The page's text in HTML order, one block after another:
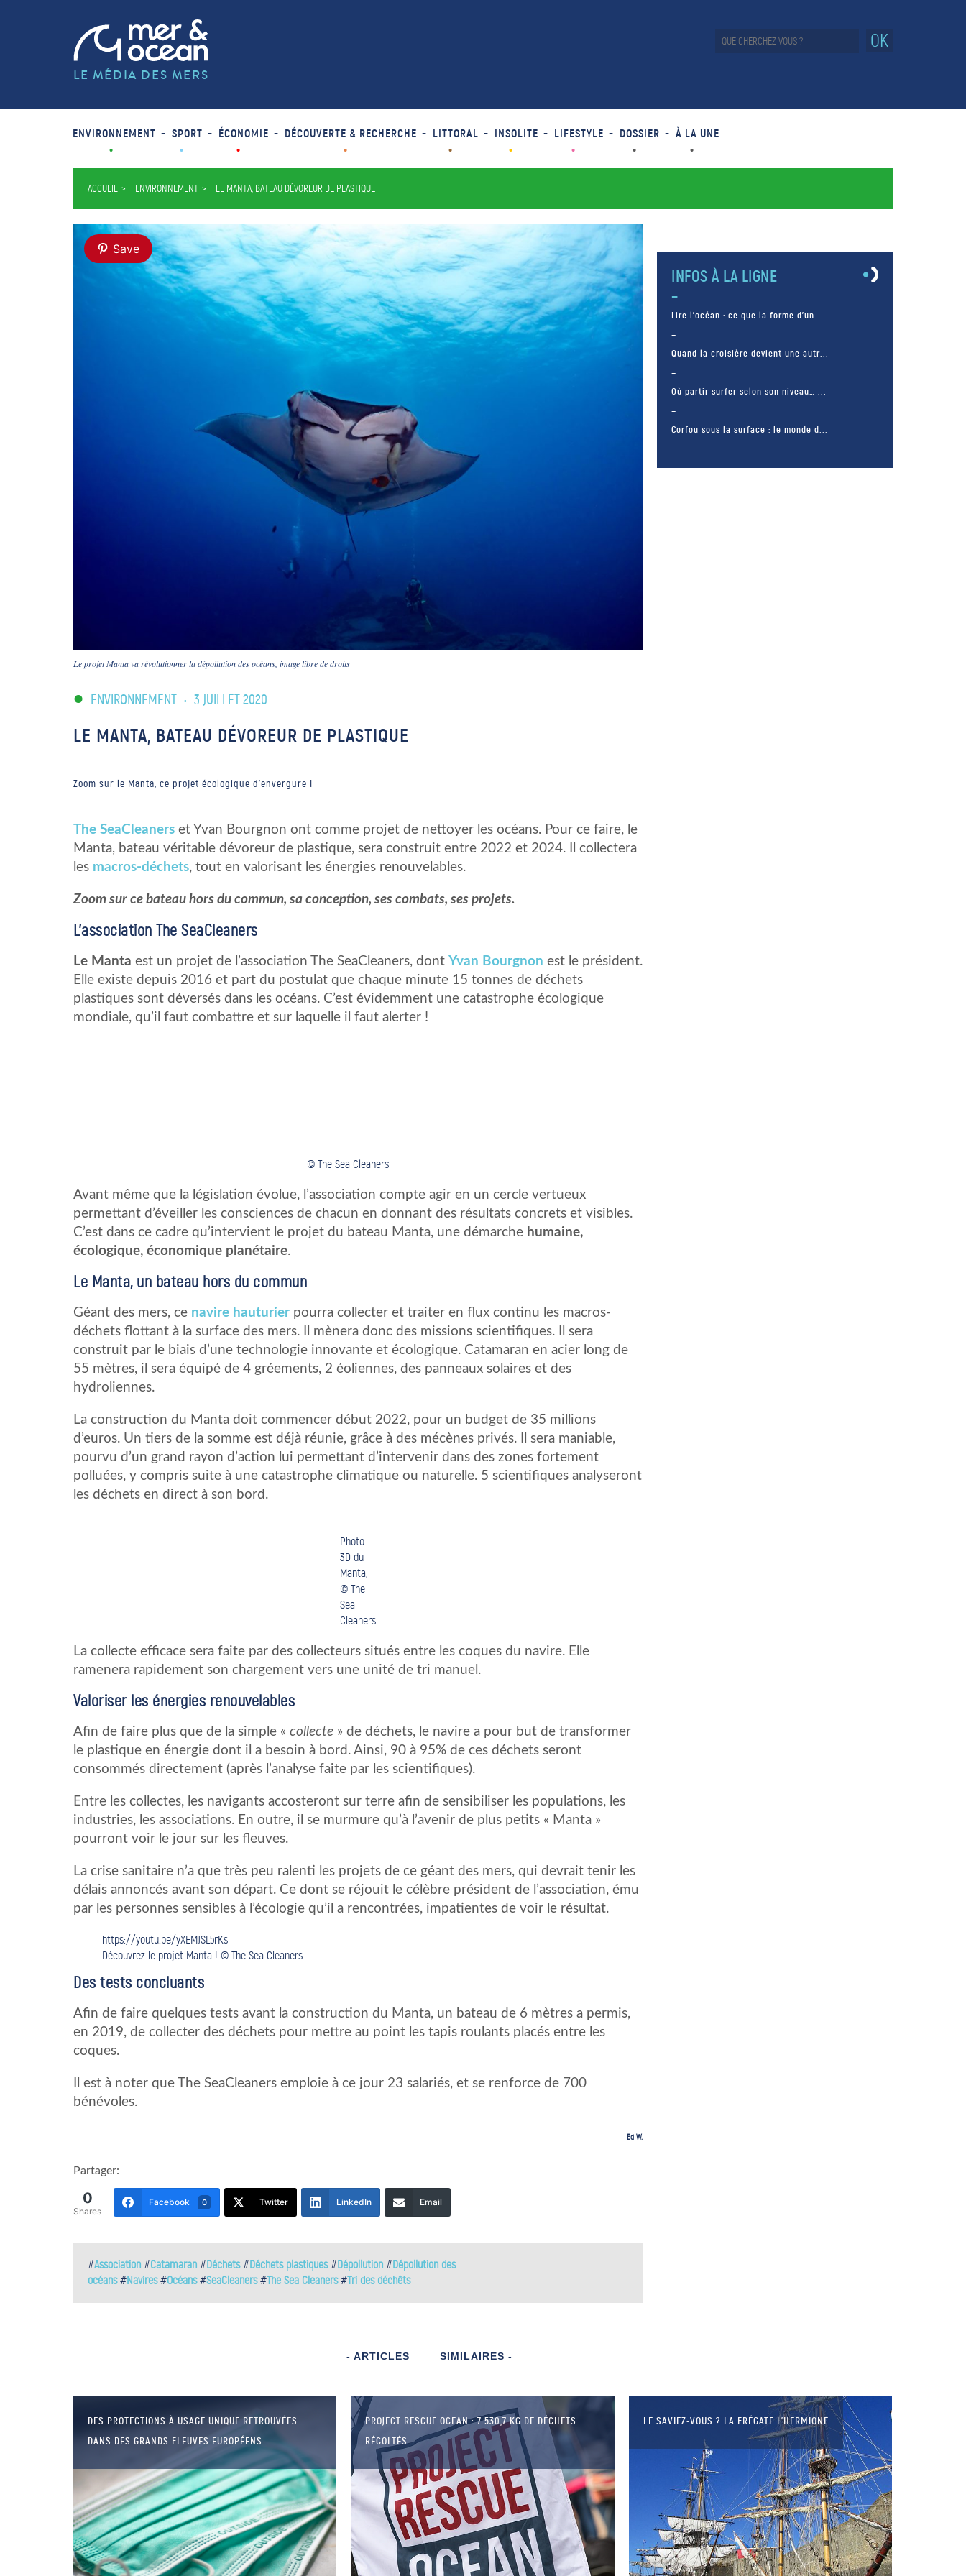
LE MÉDIA DES MERS
OK
ENVIRONNEMENT SPORT ÉCONOMIE DÉCOUVERTE & RECHERCHE LITTORAL INSOLITE LIFESTYLE DOSSIER À LA UNE
ACCUEIL ENVIRONNEMENT LE MANTA, BATEAU DÉVOREUR DE PLASTIQUE
Save
Le projet Manta va révolutionner la dépollution des océans, image libre de droits
ENVIRONNEMENT • 3 JUILLET 2020
LE MANTA, BATEAU DÉVOREUR DE PLASTIQUE
Zoom sur le Manta, ce projet écologique d'envergure !
The SeaCleaners et Yvan Bourgnon ont comme projet de nettoyer les océans. Pour ce faire, le
Manta, bateau véritable dévoreur de plastique, sera construit entre 2022 et 2024. Il collectera
les macros-déchets, tout en valorisant les énergies renouvelables.
Zoom sur ce bateau hors du commun, sa conception, ses combats, ses projets.
L’association The SeaCleaners
Le Manta est un projet de l’association The SeaCleaners, dont Yvan Bourgnon est le président.
Elle existe depuis 2016 et part du postulat que chaque minute 15 tonnes de déchets
plastiques sont déversés dans les océans. C’est évidemment une catastrophe écologique
mondiale, qu’il faut combattre et sur laquelle il faut alerter !
© The Sea Cleaners
Avant même que la législation évolue, l’association compte agir en un cercle vertueux
permettant d’éveiller les consciences de chacun en donnant des résultats concrets et visibles.
C’est dans ce cadre qu’intervient le projet du bateau Manta, une démarche humaine,
écologique, économique planétaire.
Le Manta, un bateau hors du commun
Géant des mers, ce navire hauturier pourra collecter et traiter en flux continu les macros-
déchets flottant à la surface des mers. Il mènera donc des missions scientifiques. Il sera
construit par le biais d’une technologie innovante et écologique. Catamaran en acier long de
55 mètres, il sera équipé de 4 gréements, 2 éoliennes, des panneaux solaires et des
hydroliennes.
La construction du Manta doit commencer début 2022, pour un budget de 35 millions
d’euros. Un tiers de la somme est déjà réunie, grâce à des mécènes privés. Il sera maniable,
pourvu d’un grand rayon d’action lui permettant d’intervenir dans des zones fortement
polluées, y compris suite à une catastrophe climatique ou naturelle. 5 scientifiques analyseront
les déchets en direct à son bord.
Photo
3D du
Manta,
© The
Sea
Cleaners
La collecte efficace sera faite par des collecteurs situés entre les coques du navire. Elle
ramenera rapidement son chargement vers une unité de tri manuel.
Valoriser les énergies renouvelables
Afin de faire plus que de la simple « collecte » de déchets, le navire a pour but de transformer
le plastique en énergie dont il a besoin à bord. Ainsi, 90 à 95% de ces déchets seront
consommés directement (après l’analyse faite par les scientifiques).
Entre les collectes, les navigants accosteront sur terre afin de sensibiliser les populations, les
industries, les associations. En outre, il se murmure qu’à l’avenir de plus petits « Manta »
pourront voir le jour sur les fleuves.
La crise sanitaire n’a que très peu ralenti les projets de ce géant des mers, qui devrait tenir les
délais annoncés avant son départ. Ce dont se réjouit le célèbre président de l’association, ému
par les personnes sensibles à l’écologie qu’il a rencontrées, impatientes de voir le résultat.
https://youtu.be/yXEMJSL5rKs
Découvrez le projet Manta ! © The Sea Cleaners
Des tests concluants
Afin de faire quelques tests avant la construction du Manta, un bateau de 6 mètres a permis,
en 2019, de collecter des déchets pour mettre au point les tapis roulants placés entre les
coques.
Il est à noter que The SeaCleaners emploie à ce jour 23 salariés, et se renforce de 700
bénévoles.
Ed W.
Partager:
0
Shares
Facebook 0 Twitter LinkedIn Email
#Association #Catamaran #Déchets#Déchets plastiques#Dépollution #Dépollution des
océans#Navires#Océans#SeaCleaners#The Sea Cleaners#Tri des déchêts
INFOS À LA LIGNE
Lire l’océan : ce que la forme d’un...
Quand la croisière devient une autr...
Où partir surfer selon son niveau… ...
Corfou sous la surface : le monde d...
- ARTICLES SIMILAIRES -
DES PROTECTIONS À USAGE UNIQUE RETROUVÉES
DANS DES GRANDS FLEUVES EUROPÉENS
PROJECT RESCUE OCEAN : 7 530,7 KG DE DÉCHETS
RÉCOLTÉS
LE SAVIEZ-VOUS ? LA FRÉGATE L’HERMIONE